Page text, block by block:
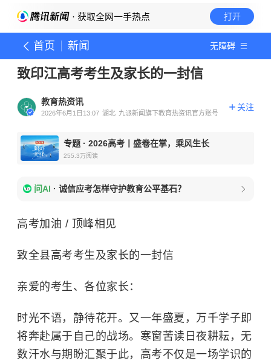
· 获取全网一手热点 打开
首页 新闻 无障碍
致印江高考考生及家长的一封信
教育热资讯
2026年6月1日13:07 湖北 九派新闻旗下教育热资讯官方账号
关注
专题 · 2026高考丨盛卷在掌，乘风生长
255.3万阅读
问AI · 诚信应考怎样守护教育公平基石？
高考加油 / 顶峰相见
致全县高考考生及家长的一封信
亲爱的考生、各位家长：
时光不语，静待花开。又一年盛夏，万千学子即
将奔赴属于自己的战场。寒窗苦读日夜耕耘，无
数汗水与期盼汇聚于此，高考不仅是一场学识的